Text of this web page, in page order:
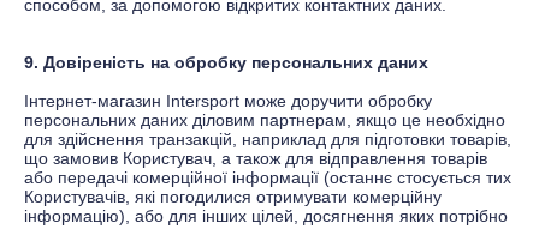
способом, за допомогою відкритих контактних даних.
9. Довіреність на обробку персональних даних
Інтернет-магазин Іntersport може доручити обробку
персональних даних діловим партнерам, якщо це необхідно
для здійснення транзакцій, наприклад для підготовки товарів,
що замовив Користувач, а також для відправлення товарів
або передачі комерційної інформації (останнє стосується тих
Користувачів, які погодилися отримувати комерційну
інформацію), або для інших цілей, досягнення яких потрібно